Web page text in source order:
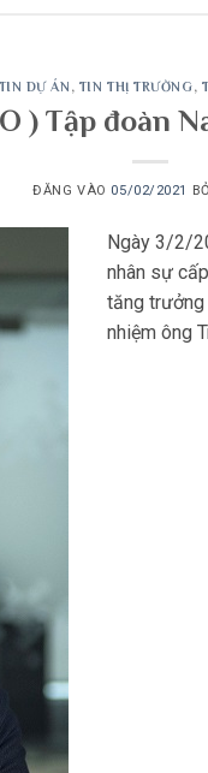
TIN DỰ ÁN , TIN THỊ TRƯỜNG,
) Tập đoàn
ĐĂNG VÀO 05/02/2021
Ngày 3/2/
nhân sự
tăng trưởng
nhiệm ông